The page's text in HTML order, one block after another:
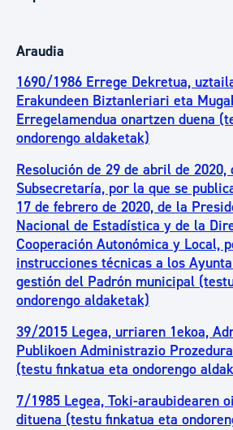
Araudia
1690/1986 Errege Dekretua,
Erakundeen Biztanleriari eta
Erregelamendua onartzen duena
ondorengo aldaketak)
Resolución de 29 de abril de 2020,
Subsecretaría, por la que se
17 de febrero de 2020, de la
Nacional de Estadística y de la
Cooperación Autonómica y Local,
instrucciones técnicas a los
gestión del Padrón municipal
ondorengo aldaketak)
39/2015 Legea, urriaren 1ekoa,
Publikoen Administrazio
(testu finkatua eta ondorengo
7/1985 Legea, Toki-araubidearen
dituena (testu finkatua eta